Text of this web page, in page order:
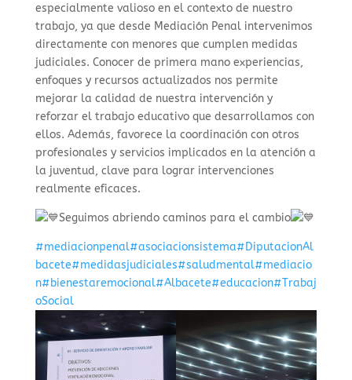
especialmente valioso en el contexto de nuestro
trabajo, ya que desde Mediación Penal intervenimos
directamente con menores que cumplen medidas
judiciales. Conocer de primera mano experiencias,
enfoques y recursos actualizados nos permite
mejorar la calidad de nuestra intervención y
reforzar el trabajo educativo que desarrollamos con
ellos. Además, favorece la coordinación con otros
profesionales y servicios implicados en la atención a
la juventud, clave para lograr intervenciones
realmente eficaces.
Seguimos abriendo caminos para el cambio
#mediacionpenal#asociacionsistema#DiputacionAl
bacete#medidasjudiciales#saludmental#mediacio
n#bienestaremocional#Albacete#educacion#Trabaj
oSocial